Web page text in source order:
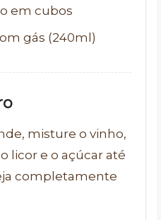
em cubos
gás (240ml)
misture o vinho,
licor e o açúcar até
completamente